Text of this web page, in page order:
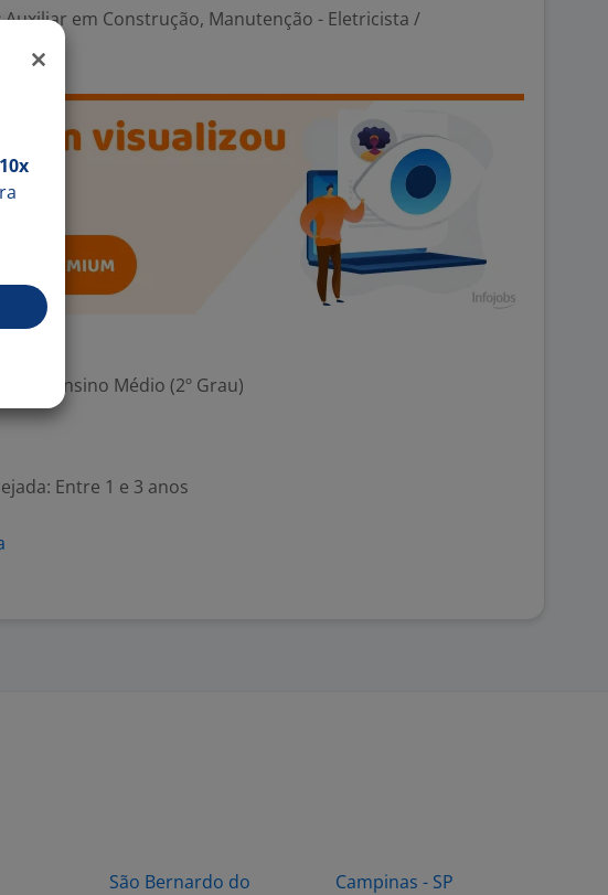
Auxiliar em Construção, Manutenção - Eletricista /
Ensino Médio (2º Grau)
Entre 1 e 3 anos
São Bernardo do
Campinas - SP
10x